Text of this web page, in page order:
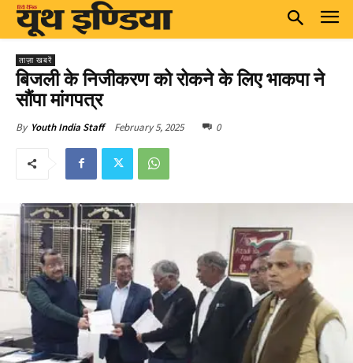
ताज़ा खबरें
बिजली के निजीकरण को रोकने के लिए भाकपा ने
सौंपा मांगपत्र
By Youth India Staff February 5, 2025 0